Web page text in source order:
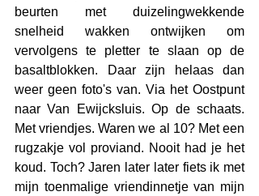
beurten met duizelingwekkende
snelheid wakken ontwijken om
vervolgens te pletter te slaan op de
basaltblokken. Daar zijn helaas dan
weer geen foto's van. Via het Oostpunt
naar Van Ewijcksluis. Op de schaats.
Met vriendjes. Waren we al 10? Met een
rugzakje vol proviand. Nooit had je het
koud. Toch? Jaren later later fiets ik met
mijn toenmalige vriendinnetje van mijn